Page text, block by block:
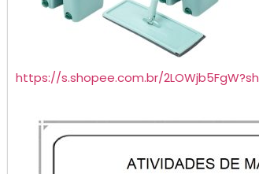
https://s.shopee.com.br/